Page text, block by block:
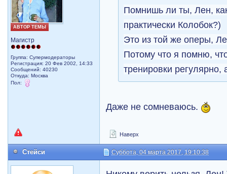
АВТОР ТЕМЫ
Магистр
Группа: Супермодераторы
Регистрация: 20 Фев 2002, 14:33
Сообщений: 40230
Откуда: Москва
Пол:
Помнишь ли ты, Лен,
практически Колобок?)
Это из той же оперы,
Потому что я помню,
тренировки
Даже не сомневаюсь.
Наверх
Стейси Суббота, 04 марта 2017, 19:10:38